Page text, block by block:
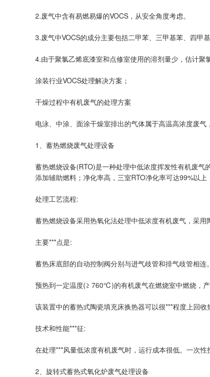
2.废气中含有易燃易爆的VOCS，从安全角度考虑。
3.废气中VOCS的成分主要包括二甲苯、三甲基苯、四
4.由于聚氯乙烯底漆室和点修室使用的溶剂量少，估计聚
涂装行业VOCS处理解决方案；
干燥过程中有机废气的处理方案
电泳、中涂、面涂干燥室排出的气体属于高温高浓度废
1、蓄热燃烧废气处理设备
蓄热燃烧设备(RTO)是一种处理中低浓度挥发性有机废
添加辅助燃料；净化率高，三室RTO净化率可达99%以
处理工艺流程:
蓄热燃烧设备采用热氧化法处理中低浓度有机废气，采
主要***点是:
蓄热床底部的自动控制阀分别与进气歧管和排气歧管相
预热到一定温度(≥ 760℃)的有机废气在燃烧室中燃烧，
该装置中的蓄热式陶瓷填充床换热器可以很***程度上回
技术和性能***征:
在处理***风量低浓度有机废气时，运行成本很低。一次
2、旋转式蓄热式氧化炉废气处理设备